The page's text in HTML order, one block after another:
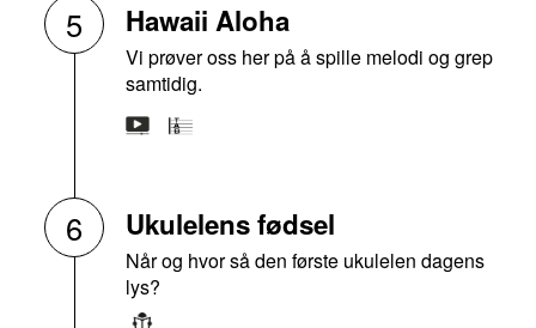
5 Hawaii Aloha
Vi prøver oss her på å spille melodi og grep
samtidig.
6 Ukulelens fødsel
Når og hvor så den første ukulelen dagens
lys?